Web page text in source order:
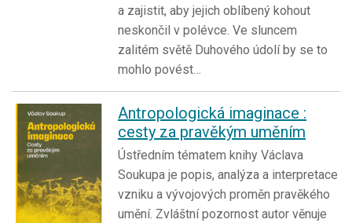
a zajistit, aby jejich oblíbený kohout
neskončil v polévce. Ve sluncem
zalitém světě Duhového údolí by se to
mohlo povést…
Antropologická imaginace :
cesty za pravěkým uměním
Ústředním tématem knihy Václava
Soukupa je popis, analýza a interpretace
vzniku a vývojových proměn pravěkého
umění. Zvláštní pozornost autor věnuje